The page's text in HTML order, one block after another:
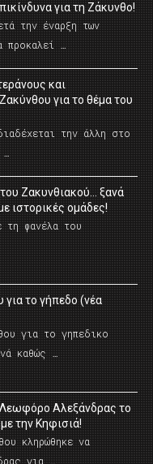
για τη Ζάκυνθο!
την έναρξη των
…
και
για το θέμα του
την άλλη στο
…
Ζακυνθιακού… ξανά
ιστορικές ομάδες!
τη φανέλα του
για το γήπεδο (νέα
για το γηπεδικο
καθώς …
Αλεξάνδρας το
την Κηφισιά!
κληρώθηκε να
για …